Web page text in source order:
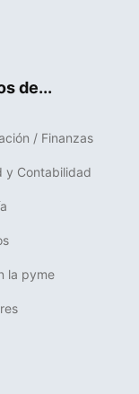
de...
/ Finanzas
y Contabilidad
la pyme